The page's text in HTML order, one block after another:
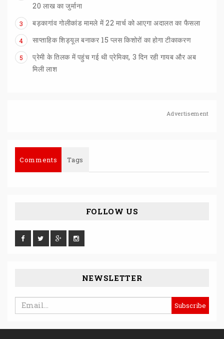
20 लाख का जुर्माना
3 बड़कागांव गोलीकांड मामले में22 मार्च कोआएगाअदालत का फैसला
4 साप्ताहिकशिड्यूलबनाकर 15 प्लसकिशोरों काहोगाटीकाकरण
5
प्रेमी के तिलक में पहुंच गई थी प्रेमिका, 3 दिन रही गायब और अब
मिली लाश
Advertisement
Comments Tags
FOLLOW US
NEWSLETTER